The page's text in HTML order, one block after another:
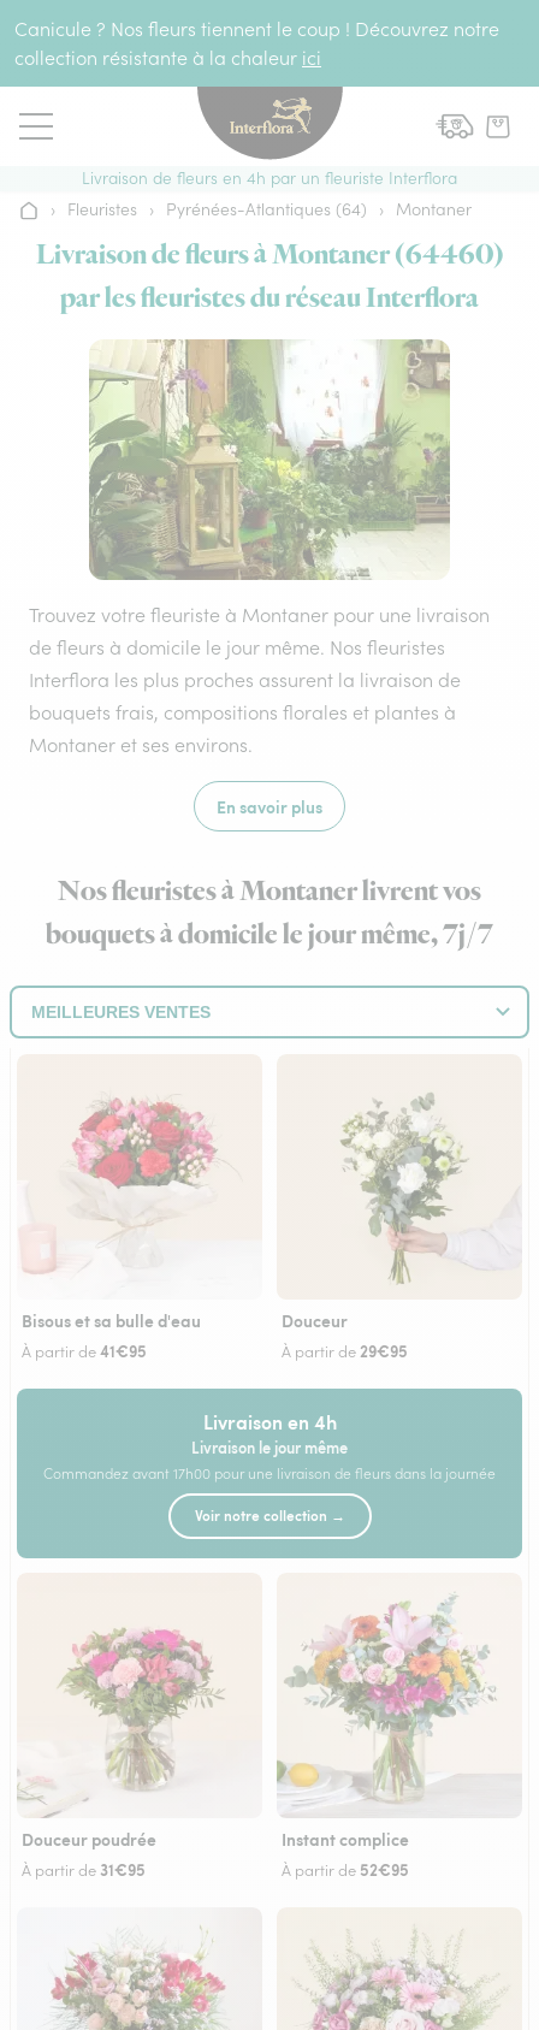
Canicule ? Nos fleurs tiennent le coup ! Découvrez notre
collection résistante à la chaleur ici
Livraison de fleurs en 4h par un fleuriste Interflora
Accueil
› Fleuristes › Pyrénées-Atlantiques (64) › Montaner
Livraison de fleurs à Montaner (64460)
par les fleuristes du réseau Interflora
Trouvez votre fleuriste à Montaner pour une livraison
de fleurs à domicile le jour même. Nos fleuristes
Interflora les plus proches assurent la livraison de
bouquets frais, compositions florales et plantes à
Montaner et ses environs.
En savoir plus
Nos fleuristes à Montaner livrent vos
bouquets à domicile le jour même, 7j/7
Bisous et sa bulle d'eau
À partir de41€95
Douceur
À partir de29€95
Livraison en 4h
Livraison le jour même
Commandez avant 17h00 pour une livraison de fleurs dans la journée
Voir notre collection →
Douceur poudrée
À partir de 31€95
Instant complice
À partir de 52€95